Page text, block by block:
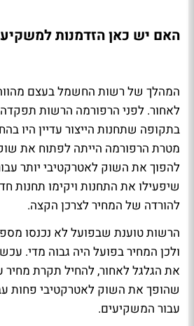
האם יש כאן הזדמנות
המהלך של רשות החשמל בעצם
לאחור. לפני הרפורמה הרשות
בתקופה שתחנות הייצור עדיין היו
מטרת הרפורמה הייתה לפתוח את
להפוך את השוק לאטרקטיבי יותר
שיפעילו את התחנות ויקימו תחנות
להורדה של המחיר לצרכן הקצה.
הרשות טוענת שבפועל לא נכנסו
ולכן המחיר בפועל היה גבוה מדי.
את הגלגל לאחור, להחיל תקרת
שהופך את השוק לאטרקטיבי פחות
עבור המשקיעים.